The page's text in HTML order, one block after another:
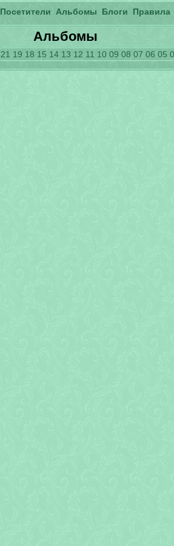
Посетители Альбомы Блоги Правила
Альбомы
21 19 18 15 14 13 12 11 10 09 08 07 06 05